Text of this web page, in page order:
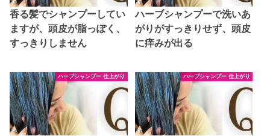
香る髪でシャンプーしてい
ますが、頭皮が脂っぽく、
すっきりしません
ハーブシャンプーで洗いあ
がりがすっきりせず、頭皮
に痒みが出る
ハーブシャンプー 仕上がり ハーブシャンプー 仕上がり